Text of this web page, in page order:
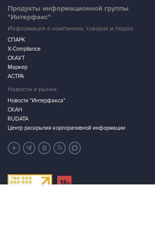
Продукты информационной группы
"Интерфакс"
Информация о компаниях, товарах и людях
СПАРК
X-Compliance
СКАУТ
Маркер
АСТРА
Новости и рынки
Новости "Интерфакса"
СКАН
RUDATA
Центр раскрытия корпоративной информации